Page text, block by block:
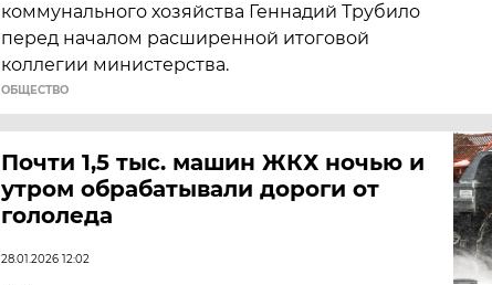
коммунального хозяйства Геннадий Трубило
перед началом расширенной итоговой
коллегии министерства.
ОБЩЕСТВО
Почти 1,5 тыс. машин ЖКХ ночью и
утром обрабатывали дороги от
гололеда
28.01.2026 12:02